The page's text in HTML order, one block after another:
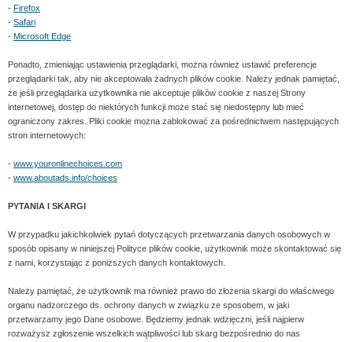
- Firefox
- Safari
- Microsoft Edge
Ponadto, zmieniając ustawienia przeglądarki, można również ustawić preferencje
przeglądarki tak, aby nie akceptowała żadnych plików cookie. Należy jednak pamiętać,
że jeśli przeglądarka użytkownika nie akceptuje plików cookie z naszej Strony
internetowej, dostęp do niektórych funkcji może stać się niedostępny lub mieć
ograniczony zakres. Pliki cookie można zablokować za pośrednictwem następujących
stron internetowych:
- www.youronlinechoices.com
- www.aboutads.info/choices
PYTANIA I SKARGI
W przypadku jakichkolwiek pytań dotyczących przetwarzania danych osobowych w
sposób opisany w niniejszej Polityce plików cookie, użytkownik może skontaktować się
z nami, korzystając z poniższych danych kontaktowych.
Należy pamiętać, że użytkownik ma również prawo do złożenia skargi do właściwego
organu nadzorczego ds. ochrony danych w związku ze sposobem, w jaki
przetwarzamy jego Dane osobowe. Będziemy jednak wdzięczni, jeśli najpierw
rozważysz zgłoszenie wszelkich wątpliwości lub skarg bezpośrednio do nas